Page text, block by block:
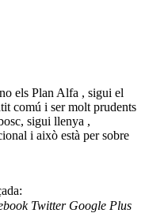
els Plan Alfa , sigui el
comú i ser molt prudents
sigui llenya ,
i això està per sobre
Twitter Google Plus